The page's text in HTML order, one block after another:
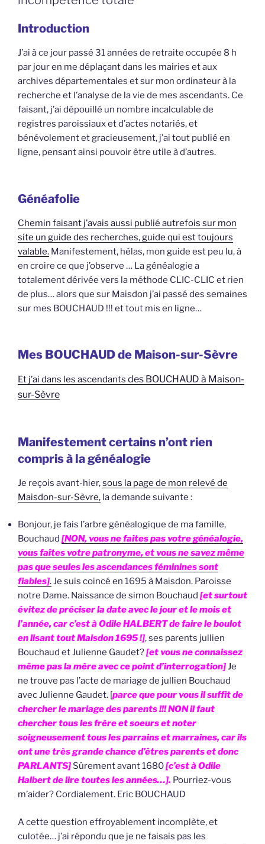
Introduction
J’ai à ce jour passé 31 années de retraite occupée 8 h
par jour en me déplaçant dans les mairies et aux
archives départementales et sur mon ordinateur à la
recherche et l’analyse de la vie de mes ascendants. Ce
faisant, j’ai dépouillé un nombre incalculable de
registres paroissiaux et d’actes notariés, et
bénévolement et gracieusement, j’ai tout publié en
ligne, pensant ainsi pouvoir être utile à d’autres.
Généafolie
Chemin faisant j’avais aussi publié autrefois sur mon
site un guide des recherches, guide qui est toujours
valable. Manifestement, hélas, mon guide est peu lu, à
en croire ce que j’observe … La généalogie a
totalement dérivée vers la méthode CLIC-CLIC et rien
de plus… alors que sur Maisdon j’ai passé des semaines
sur mes BOUCHAUD !!! et tout mis en ligne…
Mes BOUCHAUD de Maison-sur-Sèvre
Et j’ai dans les ascendants des BOUCHAUD à Maison-
sur-Sèvre
Manifestement certains n’ont rien
compris à la généalogie
Je reçois avant-hier,sous la page de mon relevé de
Maisdon-sur-Sèvre, la demande suivante :
Bonjour, je fais l’arbre généalogique de ma famille,
Bouchaud [NON, vous ne faites pas votre généalogie,
vous faîtes votre patronyme, et vous ne savez même
pas que seules les ascendances féminines sont
fiables].Je suis coincé en 1695 à Maisdon. Paroisse
notre Dame. Naissance de simon Bouchaud [et surtout
évitez de préciser la date avec le jour et le mois et
l’année, car c’est à Odile HALBERT de faire le boulot
en lisant tout Maisdon 1695 !], ses parents jullien
Bouchaud et Julienne Gaudet?[et vous ne connaissez
même pas la mère avec ce point d’interrogation]Je
ne trouve pas l’acte de mariage de jullien Bouchaud
avec Julienne Gaudet. [parce que pour vous il suffit de
chercher le mariage des parents !!! NON il faut
chercher tous les frère et soeurs et noter
soigneusement tous les parrains et marraines, car ils
ont une très grande chance d’êtres parents et donc
PARLANTS] Sûrement avant 1680[c’est à Odile
Halbert de lire toutes les années…]. Pourriez-vous
m’aider? Cordialement. Eric BOUCHAUD
A cette question effroyablement incomplète, et
culotée… j’ai répondu que je ne faisais pas les